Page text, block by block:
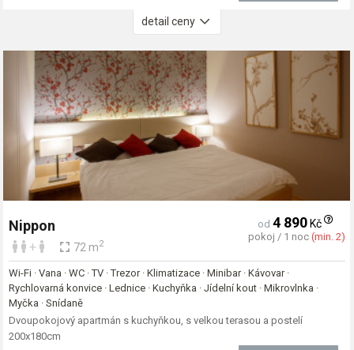
detail ceny
Nippon
+ 72 m2
od 4 890Kč
pokoj / 1 noc (min. 2)
Wi-Fi · Vana · WC · TV · Trezor · Klimatizace · Minibar · Kávovar ·
Rychlovarná konvice · Lednice · Kuchyňka · Jídelní kout · Mikrovlnka ·
Myčka · Snídaně
Dvoupokojový apartmán s kuchyňkou, s velkou terasou a postelí
200x180cm